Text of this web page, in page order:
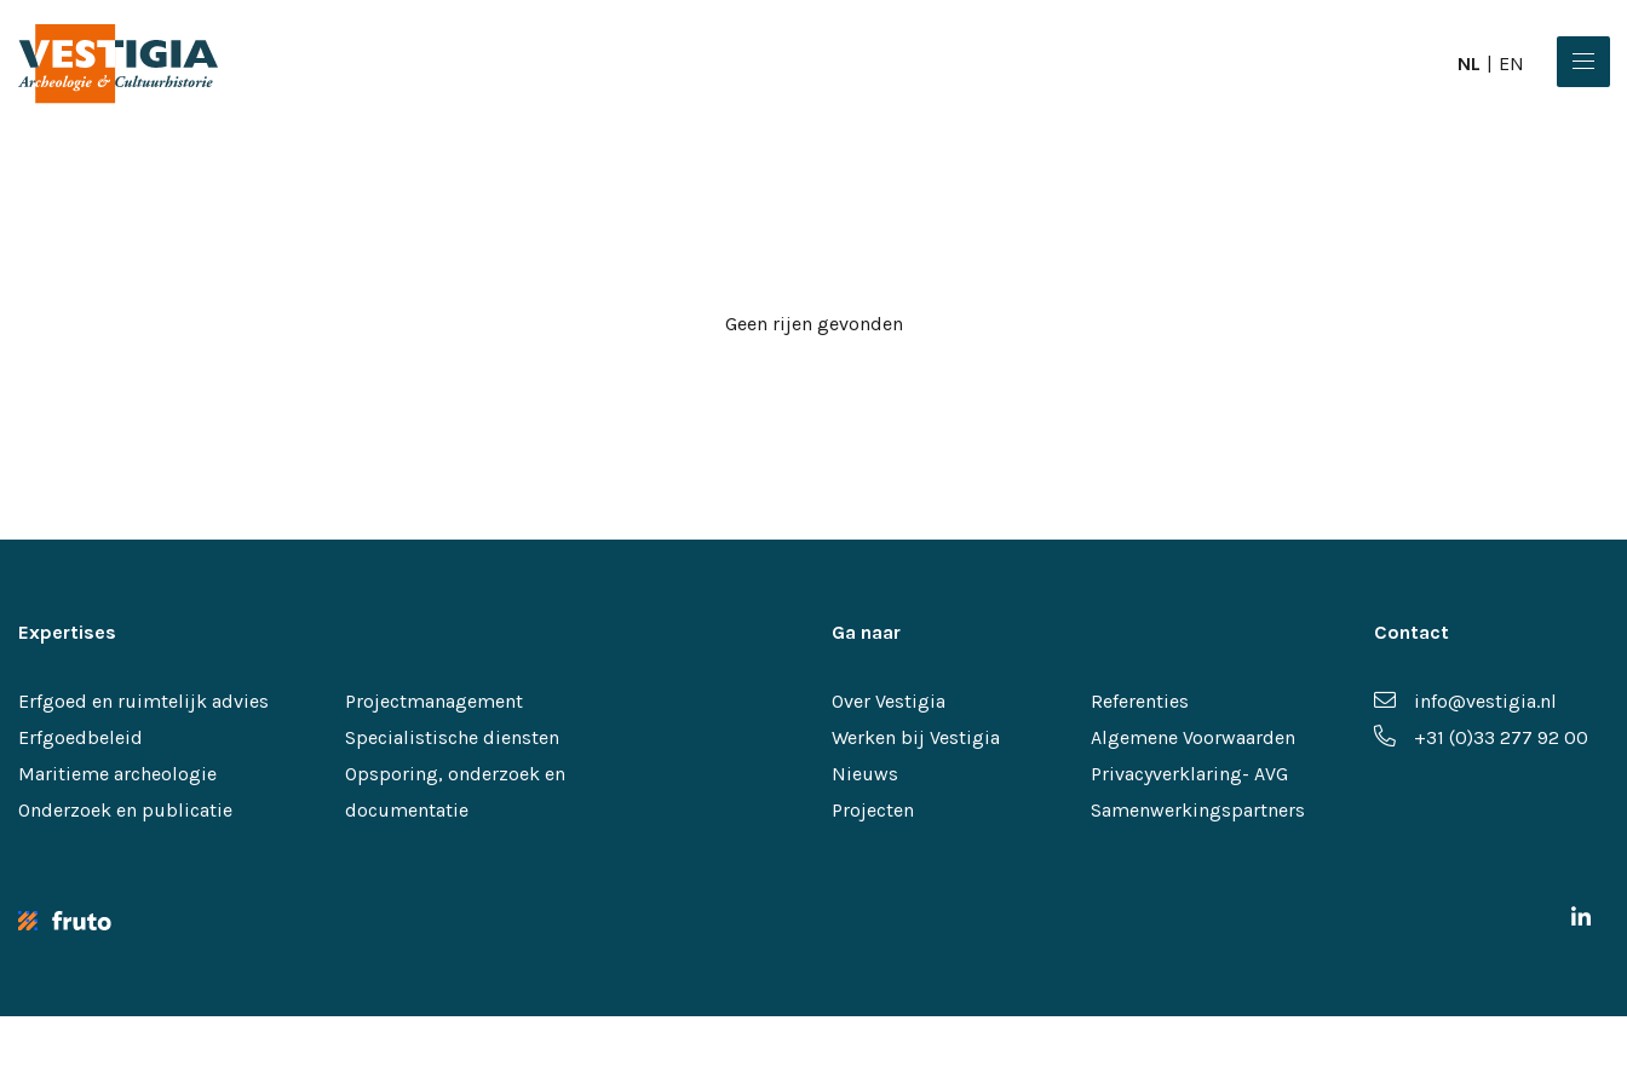
NL EN
Geen rijen gevonden
Expertises
Erfgoed en ruimtelijk advies
Erfgoedbeleid
Maritieme archeologie
Onderzoek en publicatie
Projectmanagement
Specialistische diensten
Opsporing, onderzoek en
documentatie
Ga naar
Over Vestigia
Werken bij Vestigia
Nieuws
Projecten
Referenties
Algemene Voorwaarden
Privacyverklaring- AVG
Samenwerkingspartners
Contact
info@vestigia.nl
+31 (0)33 277 92 00